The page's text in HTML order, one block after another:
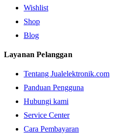
Wishlist
Shop
Blog
Layanan Pelanggan
Tentang Jualelektronik.com
Panduan Pengguna
Hubungi kami
Service Center
Cara Pembayaran